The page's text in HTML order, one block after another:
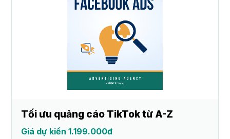
Tối ưu quảng cáo TikTok từ A-Z
Giá dự kiến 1.199.000đ